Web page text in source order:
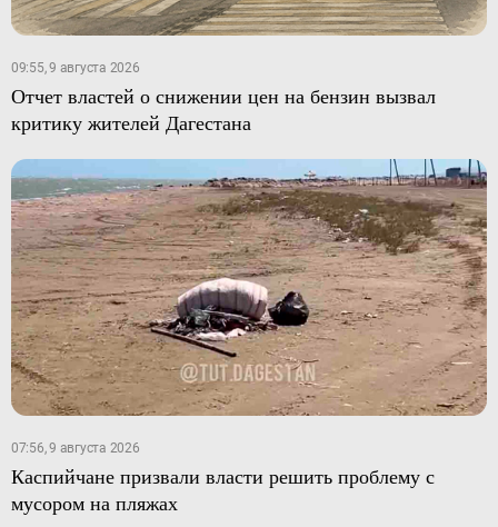
09:55, 9 августа 2026
Отчет властей о снижении цен на бензин вызвал
критику жителей Дагестана
07:56, 9 августа 2026
Каспийчане призвали власти решить проблему с
мусором на пляжах